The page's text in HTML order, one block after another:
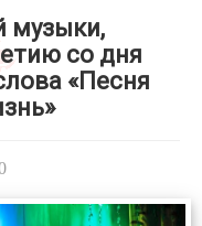
музыки,
со дня
«Песня